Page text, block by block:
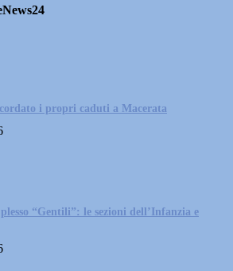
i propri caduti a Macerata
“Gentili”: le sezioni dell’Infanzia e